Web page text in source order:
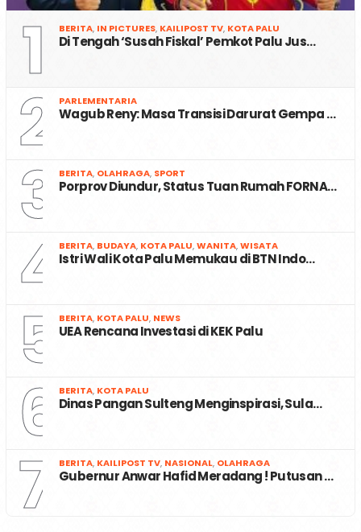
1 BERITA, IN PICTURES, KAILIPOST TV, KOTA PALU
Di Tengah ‘Susah Fiskal’ Pemkot Palu Jus…
2 PARLEMENTARIA
Wagub Reny: Masa Transisi Darurat Gempa …
3 BERITA, OLAHRAGA, SPORT
Porprov Diundur, Status Tuan Rumah FORNA…
4 BERITA, BUDAYA, KOTA PALU,WANITA,WISATA
Istri Wali Kota Palu Memukau di BTN Indo…
5 BERITA, KOTA PALU, NEWS
UEA Rencana Investasi di KEK Palu
6 BERITA, KOTA PALU
Dinas Pangan Sulteng Menginspirasi, Sula…
7 BERITA, KAILIPOST TV, NASIONAL, OLAHRAGA
Gubernur Anwar Hafid Meradang ! Putusan …